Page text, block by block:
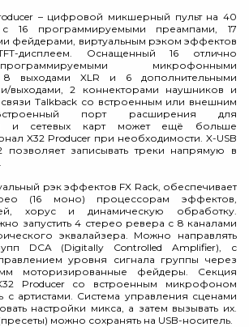
– цифровой микшерный пульт на 40
16 программируемыми преампами, 17
фейдерами, виртуальным рэком эффектов
дисплеем. Оснащенный 16 отлично
микрофонными
8 выходами XLR и 6 дополнительными
выходами, 2 коннекторами наушников и
Talkback со встроенным или внешним
порт расширения для
и сетевых карт может ещё больше
X32 Producer при необходимости. X-USB
позволяет записывать треки напрямую в
рэк эффектов FX Rack, обеспечивает
(16 моно) процессорам эффектов,
хорус и динамическую обработку.
запустить 4 стерео ревера с 8 каналами
эквалайзера. Можно направлять
DCA (Digitally Controlled Amplifier), с
уровня сигнала группы через
мм моторизированные фейдеры. Секция
Producer со встроенным микрофоном
с артистами. Система управления сценами
настройки микса, а затем вызывать их.
можно сохранять на USB-носитель.